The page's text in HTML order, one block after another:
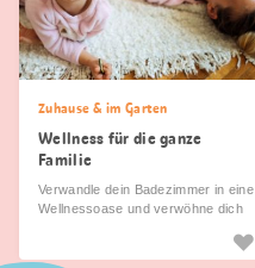
Zuhause & im Garten
Wellness für die ganze
Familie
Verwandle dein Badezimmer in eine
Wellnessoase und verwöhne dich